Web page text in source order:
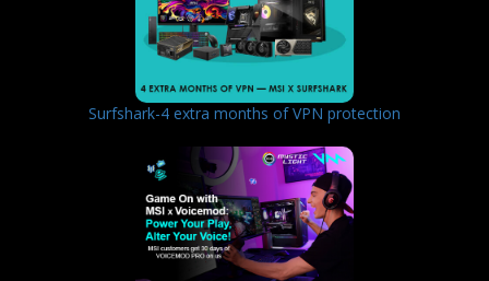
Surfshark-4 extra months of VPN protection